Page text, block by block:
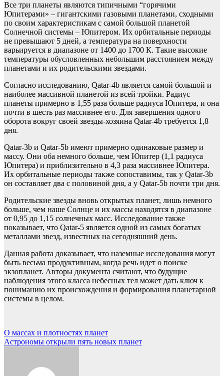
Все три планеты являются типичными “горячими
Юпитерами» – гигантскими газовыми планетами, сходными
по своим характеристикам с самой большой планетой
Солнечной системы – Юпитером. Их орбитальные периоды
не превышают 5 дней, а температура на поверхности
варьируется в диапазоне от 1400 до 1700 К. Такие высокие
температуры обусловленных небольшим расстоянием между
планетами и их родительскими звездами.
Согласно исследованию, Qatar-4b является самой большой и
наиболее массивной планетой из всей тройки. Радиус
планеты примерно в 1,55 раза больше радиуса Юпитера, и она
почти в шесть раз массивнее его. Для завершения одного
оборота вокруг своей звезды-хозяина Qatar-4b требуется 1,8
дня.
Qatar-3b и Qatar-5b имеют примерно одинаковые размер и
массу. Они оба немного больше, чем Юпитер (1,1 радиуса
Юпитера) и приблизительно в 4,3 раза массивнее Юпитера.
Их орбитальные периоды также сопоставимы, так у Qatar-3b
он составляет два с половиной дня, а у Qatar-5b почти три дня.
Родительские звезды вновь открытых планет, лишь немного
больше, чем наше Солнце и их массы находятся в диапазоне
от 0,95 до 1,15 солнечных масс. Исследование также
показывает, что Qatar-5 является одной из самых богатых
металлами звезд, известных на сегодняшний день.
Данная работа доказывает, что наземные исследования могут
быть весьма продуктивным, когда речь идет о поиске
экзопланет. Авторы документа считают, что будущие
наблюдения этого класса небесных тел может дать ключ к
пониманию их происхождения и формирования планетарной
системы в целом.
Навигация
по
О массах и плотностях планет
Астрономы открыли пять новых планет